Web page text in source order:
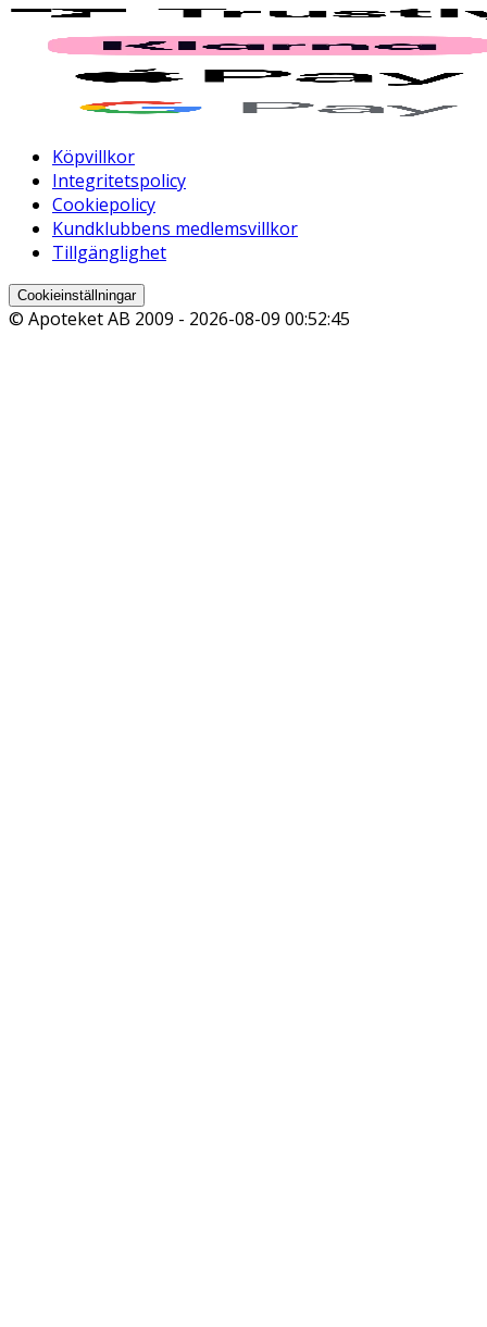
Köpvillkor
Integritetspolicy
Cookiepolicy
Kundklubbens medlemsvillkor
Tillgänglighet
Cookieinställningar
© Apoteket AB 2009 - 2026-08-09 00:52:45